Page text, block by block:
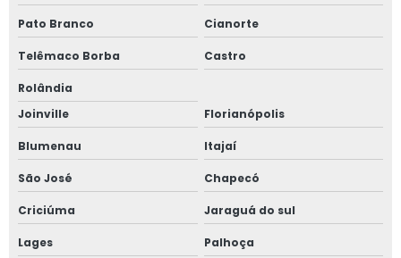
Reconstituição de prontuário nr 13
Reconstituição de prontuário vasos de pressão
Regulamentação nr 12
Regulamentação nr 12 valor
Segurança com amônia em sala de máquinas
Serviço de adequação nr 10
Pato Branco Cianorte
Telêmaco Borba Castro
Rolândia
Joinville
Florianópolis
Blumenau Itajaí
São José Chapecó
Criciúma Jaraguá do sul
Lages Palhoça